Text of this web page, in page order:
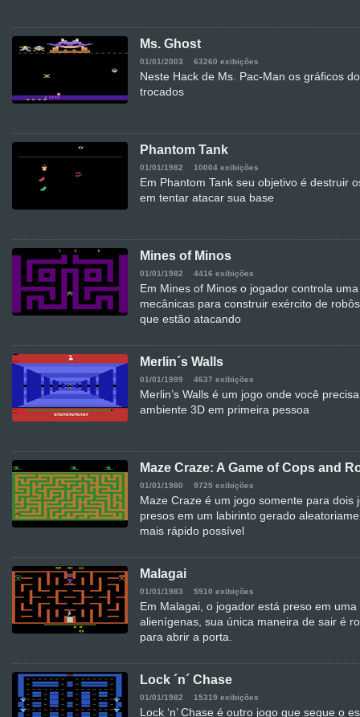
Ms. Ghost
01/01/2003 63260 exibições
Neste Hack de Ms. Pac-Man os gráficos
trocados
Phantom Tank
01/01/1982 10004 exibições
Em Phantom Tank seu objetivo é destruir
em tentar atacar sua base
Mines of Minos
01/01/1982 4416 exibições
Em Mines of Minos o jogador controla
mecânicas para construir exército de
que estão atacando
Merlin´s Walls
01/01/1999 4637 exibições
Merlin’s Walls é um jogo onde você
ambiente 3D em primeira pessoa
Maze Craze: A Game of Cops and
01/01/1980 9725 exibições
Maze Craze é um jogo somente para dois
presos em um labirinto gerado
mais rápido possível
Malagai
01/01/1983 5910 exibições
Em Malagai, o jogador está preso em
alienígenas, sua única maneira de sair é
para abrir a porta.
Lock ´n´ Chase
01/01/1982 15319 exibições
Lock ‘n’ Chase é outro jogo que segue o